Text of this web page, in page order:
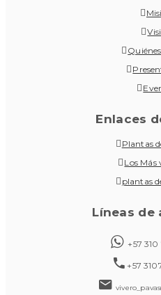
Enlaces
Plantas
Los Más
plantas
Líneas de
+57 310
+57